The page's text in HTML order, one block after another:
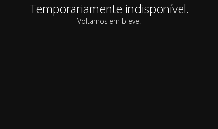
Temporariamente indisponível.
Voltamos em breve!